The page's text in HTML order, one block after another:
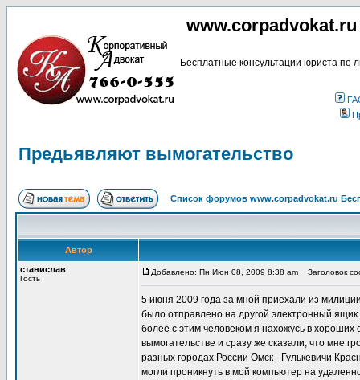
Бесплатные консультации юриста по
Предьявляют вымогательство
Список форумов www.corpadvokat.ru
Автор
станислав
Гость
Добавлено: Пн Июн 08, 2009 8:38 am Заголовок
5 июня 2009 года за мной приехали из
было отправлено на другой электронный
более с этим человеком я нахожусь в
вымогательстве и сразу же сказали, что мне
разных городах России Омск - Гулькевичи
могли проникнуть в мой компьютер на